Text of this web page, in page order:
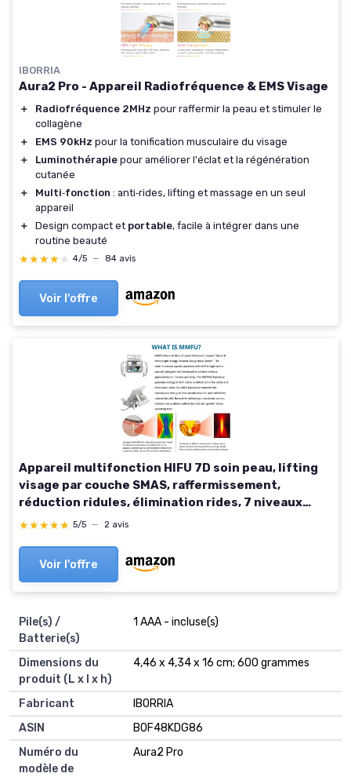
IBORRIA
Aura2 Pro - Appareil Radiofréquence & EMS Visage
＋ Radiofréquence 2MHz pour raffermir la peau et stimuler le
collagène
＋
EMS 90kHz pour la tonification musculaire du visage
＋
Luminothérapie pour améliorer l'éclat et la régénération
cutanée
＋
Multi‑fonction : anti‑rides, lifting et massage en un seul
appareil
＋
Design compact et portable, facile à intégrer dans une
routine beauté
★★★★★
★★★★★ 4/5 — 84 avis
Voir l'offre
Appareil multifonction HIFU 7D soin peau, lifting
visage par couche SMAS, raffermissement,
réduction ridules, élimination rides, 7 niveaux
profondeur, 20000 impulsions par cartouche
★★★★★
★★★★★ 5/5 — 2 avis
Voir l'offre
Pile(s) /
Batterie(s)
1 AAA - incluse(s)
Dimensions du
produit (L x l x h)
4,46 x 4,34 x 16 cm; 600 grammes
Fabricant
IBORRIA
ASIN
B0F48KDG86
Numéro du
modèle de
Aura2 Pro